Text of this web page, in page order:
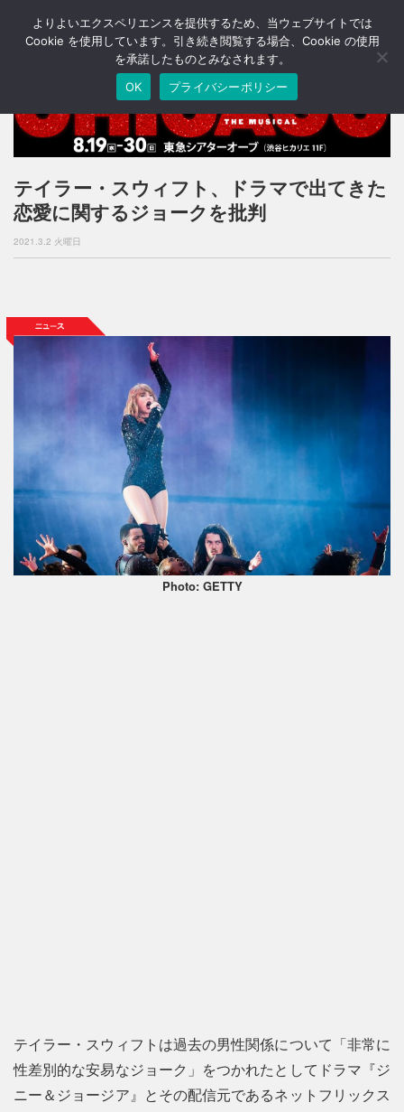
T
o
n
v
g
o
テイラー・スウィフト、ドラマで出てきた
恋愛に関するジョークを批判
2021.3.2 火曜日
Photo: GETTY
テイラー・スウィフトは過去の男性関係について「非常に
性差別的な安易なジョーク」をつかれたとしてドラマ『ジ
ニー＆ジョージア』とその配信元であるネットフリックス
よりよいエクスペリエンスを提供するため、当ウェブサイトでは
Cookie を使用しています。引き続き閲覧する場合、Cookie の使用
を承諾したものとみなされます。
OK
プライバシーポリシー